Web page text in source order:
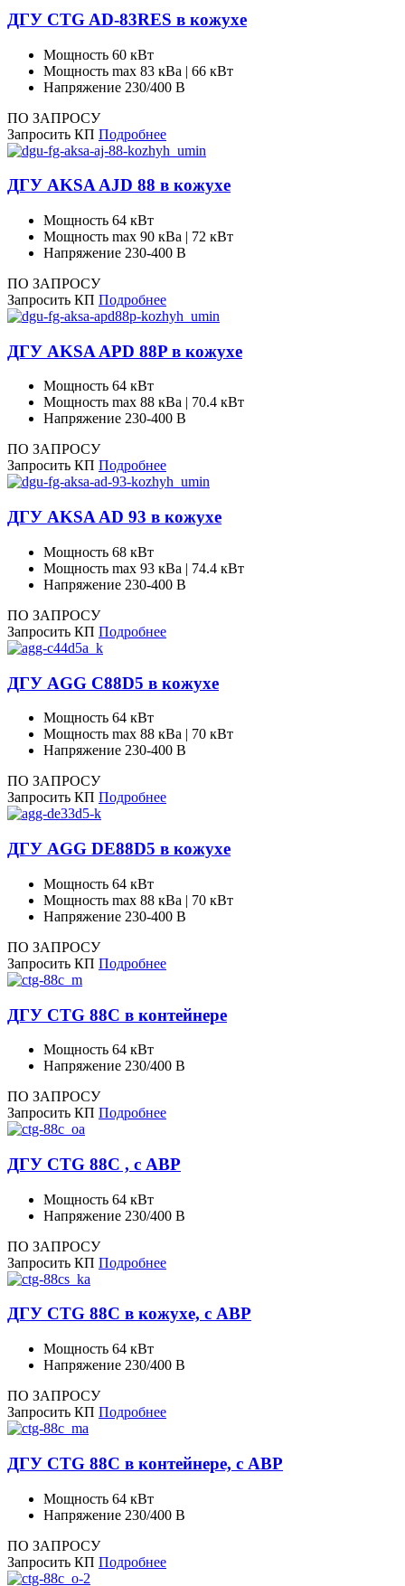
ДГУ CTG AD-83RES в кожухе
Мощность 60 кВт
Мощность max 83 кВа | 66 кВт
Напряжение 230/400 В
ПО ЗАПРОСУ
Запросить КП Подробнее
ДГУ AKSA AJD 88 в кожухе
Мощность 64 кВт
Мощность max 90 кВа | 72 кВт
Напряжение 230-400 В
ПО ЗАПРОСУ
Запросить КП Подробнее
ДГУ AKSA APD 88P в кожухе
Мощность 64 кВт
Мощность max 88 кВа | 70.4 кВт
Напряжение 230-400 В
ПО ЗАПРОСУ
Запросить КП Подробнее
ДГУ AKSA AD 93 в кожухе
Мощность 68 кВт
Мощность max 93 кВа | 74.4 кВт
Напряжение 230-400 В
ПО ЗАПРОСУ
Запросить КП Подробнее
ДГУ AGG C88D5 в кожухе
Мощность 64 кВт
Мощность max 88 кВа | 70 кВт
Напряжение 230-400 В
ПО ЗАПРОСУ
Запросить КП Подробнее
ДГУ AGG DE88D5 в кожухе
Мощность 64 кВт
Мощность max 88 кВа | 70 кВт
Напряжение 230-400 В
ПО ЗАПРОСУ
Запросить КП Подробнее
ДГУ CTG 88C в контейнере
Мощность 64 кВт
Напряжение 230/400 В
ПО ЗАПРОСУ
Запросить КП Подробнее
ДГУ CTG 88C , с АВР
Мощность 64 кВт
Напряжение 230/400 В
ПО ЗАПРОСУ
Запросить КП Подробнее
ДГУ CTG 88C в кожухе, с АВР
Мощность 64 кВт
Напряжение 230/400 В
ПО ЗАПРОСУ
Запросить КП Подробнее
ДГУ CTG 88C в контейнере, с АВР
Мощность 64 кВт
Напряжение 230/400 В
ПО ЗАПРОСУ
Запросить КП Подробнее